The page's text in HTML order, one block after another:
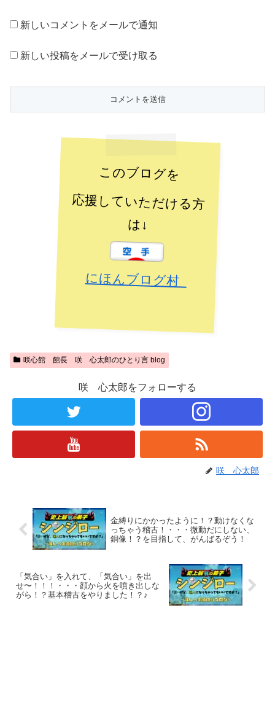
新しいコメントをメールで通知
新しい投稿をメールで受け取る
このブログを
応援していただける方
は↓
にほんブログ村
咲心館 館長 咲 心太郎のひとり言 blog
咲 心太郎をフォローする
咲 心太郎
金縛りにかかったように！？動けなくな
っちゃう稽古！・・・微動だにしない、
銅像！？を目指して、がんばるぞう！
「気合い」を入れて、「気合い」を出
せ〜！！！・・・顔から火を噴き出しな
がら！？基本稽古をやりました！？♪